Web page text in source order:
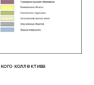
коллектива